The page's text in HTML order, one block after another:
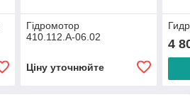
Гідромотор
410.112.А-06.02
Ціну уточнюйте
4